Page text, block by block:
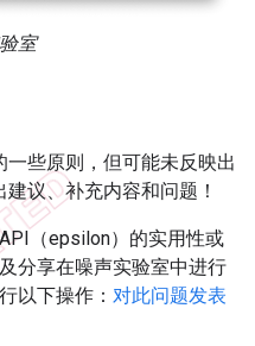
室
些原则，但可能未反映出
议、补充内容和问题！
（epsilon）的实用性或
分享在噪声实验室中进行
以下操作： 对此问题发表